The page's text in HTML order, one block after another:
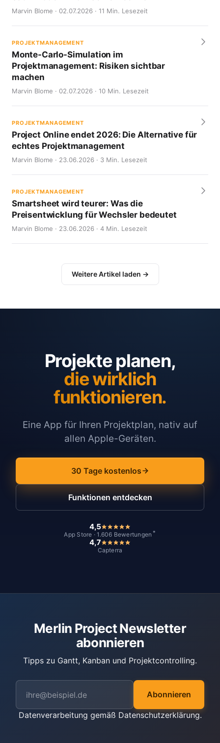
Marvin Blome · 02.07.2026 · 11 Min. Lesezeit
PROJEKTMANAGEMENT
Monte-Carlo-Simulation im
Projektmanagement: Risiken sichtbar
machen
Marvin Blome · 02.07.2026 · 10 Min. Lesezeit
PROJEKTMANAGEMENT
Project Online endet 2026: Die Alternative für
echtes Projektmanagement
Marvin Blome · 23.06.2026 · 3 Min. Lesezeit
PROJEKTMANAGEMENT
Smartsheet wird teurer: Was die
Preisentwicklung für Wechsler bedeutet
Marvin Blome · 23.06.2026 · 4 Min. Lesezeit
Weitere Artikel laden →
Projekte planen,
die wirklich
funktionieren.
Eine App für Ihren Projektplan, nativ auf
allen Apple-Geräten.
30 Tage kostenlos
Funktionen entdecken
4,5
App Store · 1.606 Bewertungen *
4,7
Capterra
Merlin Project Newsletter
abonnieren
Tipps zu Gantt, Kanban und Projektcontrolling.
Abonnieren
Datenverarbeitung gemäß Datenschutzerklärung.